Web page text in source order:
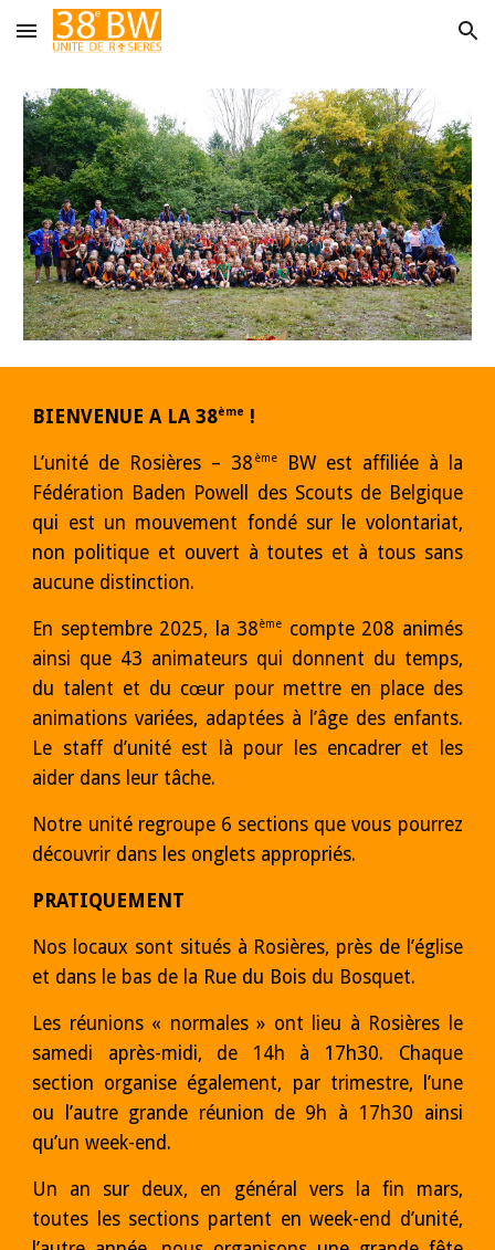
Skip to main content Skip to navigation
BIENVENUE A LA 38ème !
L’unité de Rosières – 38 èmeBW est affiliée à la
Fédération Baden Powell des Scouts de Belgique
qui est un mouvement fondé sur le volontariat,
non politique et ouvert à toutes et à tous sans
aucune distinction.
En septembre2025, la 38ème compte 208 animés
ainsi que 43 animateurs qui donnent du temps,
du talent et du cœur pour mettre en place des
animations variées, adaptées à l’âge des enfants.
Le staff d’unité est là pour les encadrer et les
aider dans leur tâche.
Notre unité regroupe 6 sections que vous pourrez
découvrir dans les onglets appropriés.
PRATIQUEMENT
Nos locaux sont situés à Rosières, près de l’église
et dans le bas de la Rue du Bois du Bosquet.
Les réunions « normales » ont lieu à Rosières le
samedi après-midi, de 14h à 17h30. Chaque
section organise également, par trimestre, l’une
ou l’autre grande réunion de 9h à 17h30 ainsi
qu’un week-end.
Un an sur deux, en général vers la fin mars,
toutes les sections partent en week-end d’unité,